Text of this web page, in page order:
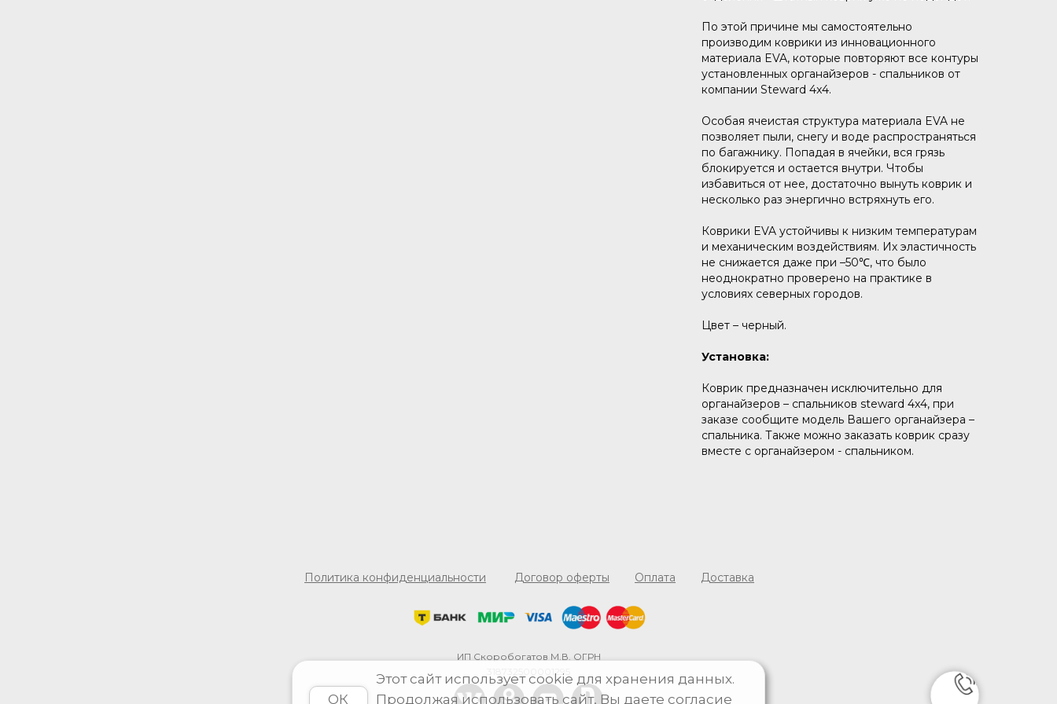
Этот сайт использует cookie для хранения данных.
Продолжая использовать сайт, Вы даете согласие
ОК
По этой причине мы самостоятельно
производим коврики из инновационного
материала EVA, которые повторяют все контуры
установленных органайзеров - спальников от
компании Steward 4x4.
Особая ячеистая структура материала EVA не
позволяет пыли, снегу и воде распространяться
по багажнику. Попадая в ячейки, вся грязь
блокируется и остается внутри. Чтобы
избавиться от нее, достаточно вынуть коврик и
несколько раз энергично встряхнуть его.
Коврики EVA устойчивы к низким температурам
и механическим воздействиям. Их эластичность
не снижается даже при –50℃, что было
неоднократно проверено на практике в
условиях северных городов.
Цвет – черный.
Установка:
Коврик предназначен исключительно для
органайзеров – спальников steward 4x4, при
заказе сообщите модель Вашего органайзера –
спальника. Также можно заказать коврик сразу
вместе с органайзером - спальником.
Политика конфиденциальности Договор оферты Оплата Доставка
ИП Скоробогатов М.В. ОГРН
318732500001295